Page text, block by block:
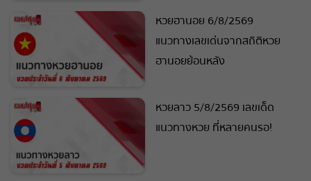
หวยฮานอย 6/8/2569
แนวทางเลขเด่นจากสถิติหวย
ฮานอยย้อนหลัง
หวยลาว 5/8/2569 เลขเด็ด
แนวทางหวย ที่หลายคนรอ!